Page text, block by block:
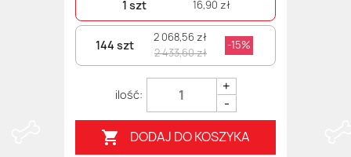
1 szt 16,90 zł
144 szt
2 068,56 zł
2 433,60 zł
-15%
+
-
 DODAJ DO KOSZYKA